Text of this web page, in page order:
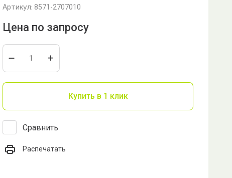
Артикул: 8571-2707010
Цена по запросу
Купить в 1 клик
Сравнить
Распечатать